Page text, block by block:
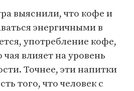
выяснили, что кофе и
энергичными в
употребление кофе,
чая влияет на уровень
Точнее, эти напитки
того, что человек с